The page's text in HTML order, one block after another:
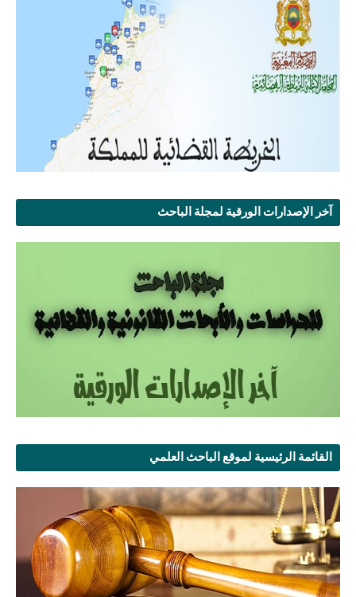
آخر الإصدارات الورقية لمجلة الباحث
القائمة الرئيسية لموقع الباحث العلمي